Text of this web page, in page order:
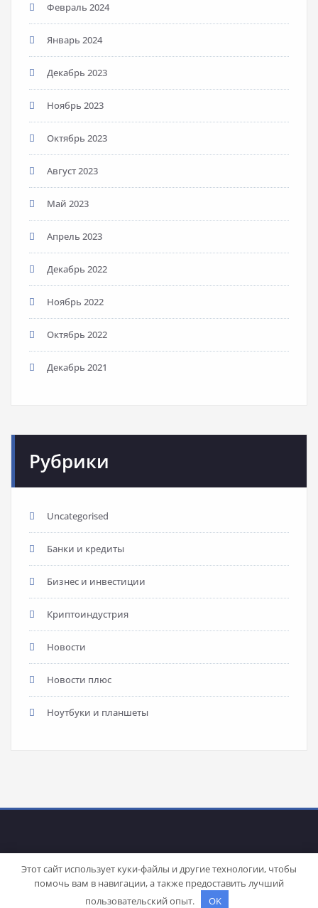
Февраль 2024
Январь 2024
Декабрь 2023
Ноябрь 2023
Октябрь 2023
Август 2023
Май 2023
Апрель 2023
Декабрь 2022
Ноябрь 2022
Октябрь 2022
Декабрь 2021
Рубрики
Uncategorised
Банки и кредиты
Бизнес и инвестиции
Криптоиндустрия
Новости
Новости плюс
Ноутбуки и планшеты
WordPress | Theme: Stacyby SpiceThemes
Этот сайт использует куки-файлы и другие технологии, чтобы
помочь вам в навигации, а также предоставить лучший
пользовательский опыт.
OK